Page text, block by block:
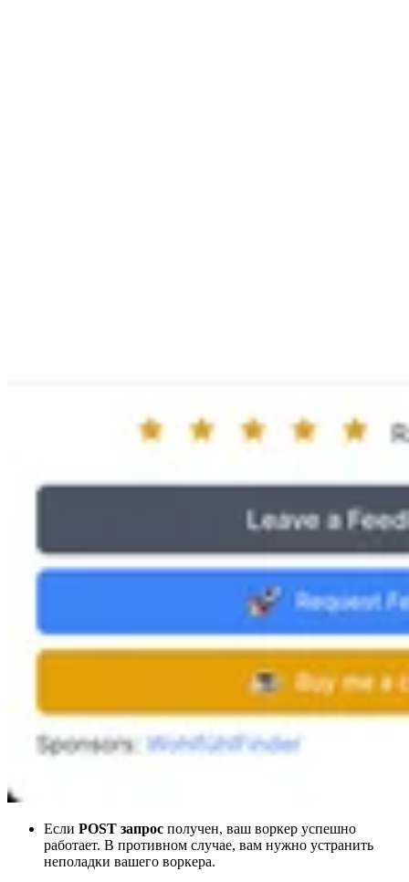
Если POST запрос получен, ваш воркер успешно
работает. В противном случае, вам нужно устранить
неполадки вашего воркера.